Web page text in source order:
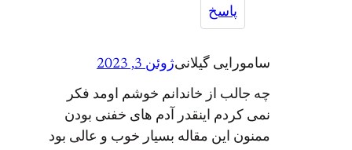
پاسخ
سامورایی گیلانیژوئن 3, 2023
چه جالب از خاندانم خوشم اومد فکر
نمی کردم اینقدر آدم های خفنی بودن
ممنون این مقاله بسیار خوب و عالی بود